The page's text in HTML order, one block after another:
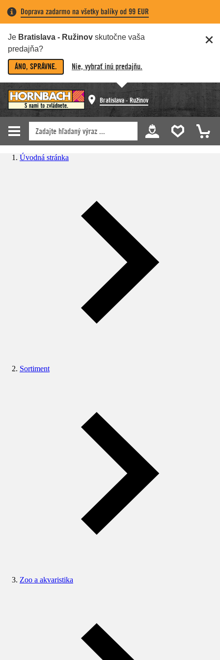
Doprava zadarmo na všetky balíky od 99 EUR
Je Bratislava - Ružinov skutočne vaša
predajňa?
ÁNO, SPRÁVNE. Nie, vybrať inú predajňu.
Bratislava - Ružinov
Úvodná stránka
Sortiment
Zoo a akvaristika